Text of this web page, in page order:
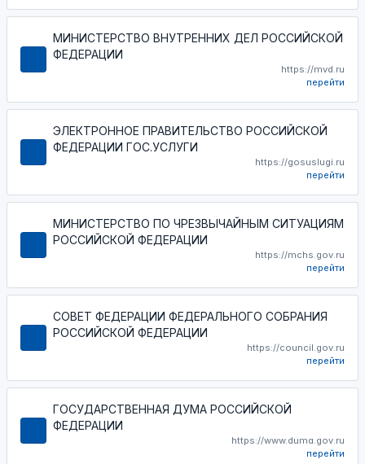
МИНИСТЕРСТВО ВНУТРЕННИХ ДЕЛ РОССИЙСКОЙ
ФЕДЕРАЦИИ
https://mvd.ru
перейти
ЭЛЕКТРОННОЕ ПРАВИТЕЛЬСТВО РОССИЙСКОЙ
ФЕДЕРАЦИИ ГОС.УСЛУГИ
https://gosuslugi.ru
перейти
МИНИСТЕРСТВО ПО ЧРЕЗВЫЧАЙНЫМ СИТУАЦИЯМ
РОССИЙСКОЙ ФЕДЕРАЦИИ
https://mchs.gov.ru
перейти
СОВЕТ ФЕДЕРАЦИИ ФЕДЕРАЛЬНОГО СОБРАНИЯ
РОССИЙСКОЙ ФЕДЕРАЦИИ
https://council.gov.ru
перейти
ГОСУДАРСТВЕННАЯ ДУМА РОССИЙСКОЙ
ФЕДЕРАЦИИ
https://www.duma.gov.ru
перейти